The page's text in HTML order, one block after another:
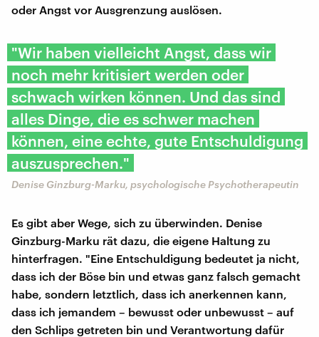
oder Angst vor Ausgrenzung auslösen.
"Wir haben vielleicht Angst, dass wir
noch mehr kritisiert werden oder
schwach wirken können. Und das sind
alles Dinge, die es schwer machen
können, eine echte, gute Entschuldigung
auszusprechen."
Denise Ginzburg-Marku, psychologische Psychotherapeutin
Es gibt aber Wege, sich zu überwinden. Denise
Ginzburg-Marku rät dazu, die eigene Haltung zu
hinterfragen. "Eine Entschuldigung bedeutet ja nicht,
dass ich der Böse bin und etwas ganz falsch gemacht
habe, sondern letztlich, dass ich anerkennen kann,
dass ich jemandem – bewusst oder unbewusst – auf
den Schlips getreten bin und Verantwortung dafür